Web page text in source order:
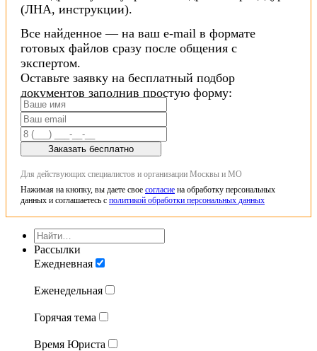
(ЛНА, инструкции).
Все найденное — на ваш e-mail в формате
готовых файлов сразу после общения с
экспертом.
Оставьте заявку на бесплатный подбор
документов заполнив простую форму:
Заказать бесплатно
Для действующих специалистов и организации Москвы и МО
Нажимая на кнопку, вы даете свое согласие на обработку персональных
данных и соглашаетесь с политикой обработки персональных данных
Рассылки
Ежедневная
Еженедельная
Горячая тема
Время Юриста